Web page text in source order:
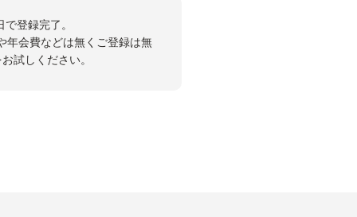
登録完了。
年会費などは無くご登録は無
試しください。